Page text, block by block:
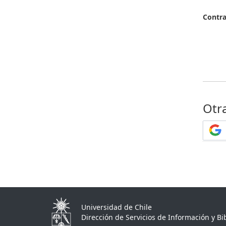
Universidad de Chile
Dirección de Servicios de Información y